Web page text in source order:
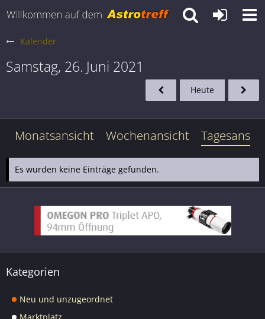
Kalender
Samstag, 26. Juni 2021
Heute
Monatsansicht Wochenansicht
Es wurden keine Einträge gefunden.
Kategorien
Neu und unzugeordnet